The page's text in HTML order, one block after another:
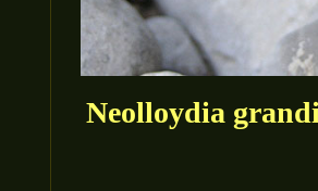
Neolloydia